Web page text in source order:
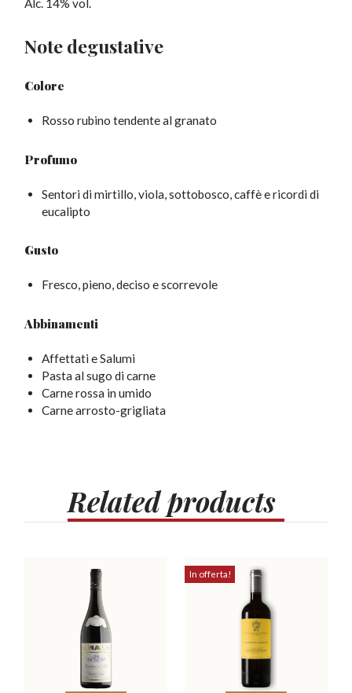
Alc. 14% vol.
Note degustative
Colore
Rosso rubino tendente al granato
Profumo
Sentori di mirtillo, viola, sottobosco, caffè e ricordi di
eucalipto
Gusto
Fresco, pieno, deciso e scorrevole
Abbinamenti
Affettati e Salumi
Pasta al sugo di carne
Carne rossa in umido
Carne arrosto-grigliata
Relatedproducts
In offerta!